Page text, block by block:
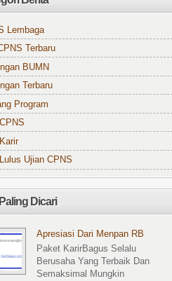
Lembaga
Terbaru
BUMN
Terbaru
Program
Lulus Ujian CPNS
Dicari
Apresiasi Dari Menpan RB
Paket KarirBagus Selalu
Berusaha Yang Terbaik Dan
Semaksimal Mungkin